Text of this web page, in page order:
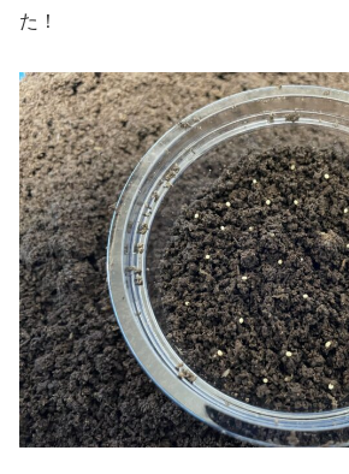
た！